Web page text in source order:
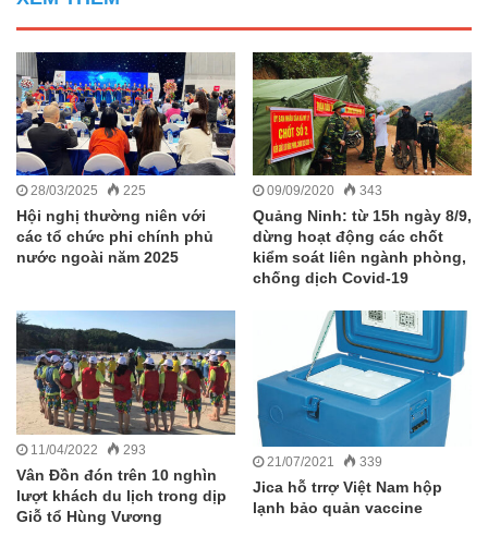
28/03/2025 225
Hội nghị thường niên với
các tổ chức phi chính phủ
nước ngoài năm 2025
09/09/2020 343
Quảng Ninh: từ 15h ngày 8/9,
dừng hoạt động các chốt
kiểm soát liên ngành phòng,
chống dịch Covid-19
11/04/2022 293
Vân Đồn đón trên 10 nghìn
lượt khách du lịch trong dịp
Giỗ tổ Hùng Vương
21/07/2021 339
Jica hỗ trrợ Việt Nam hộp
lạnh bảo quản vaccine